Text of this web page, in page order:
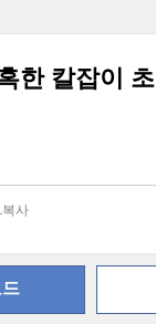
한 칼잡이
사